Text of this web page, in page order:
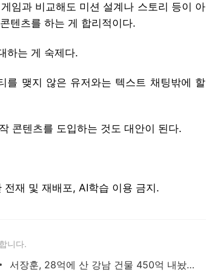
임과 비교해도 미션 설계나 스토리 등이 아
텐츠를 하는 게 합리적이다.
하는 게 숙제다.
를 맺지 않은 유저와는 텍스트 채팅밖에 할
콘텐츠를 도입하는 것도 대안이 된다.
재 및 재배포, AI학습 이용 금지.
니다.
서장훈, 28억에 산 강남 건물 450억 내놨다…세후 차익 280억 '잭팟'